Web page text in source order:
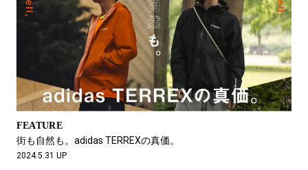
FEATURE
街も自然も。adidas TERREXの真価。
2024.5.31 UP